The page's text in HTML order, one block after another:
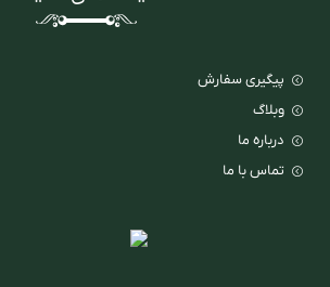
پیگیری سفارش
وبلاگ
درباره ما
تماس با ما